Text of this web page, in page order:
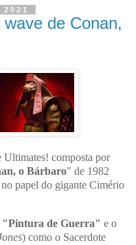
de Conan,
Ultimates! composta por
o Bárbaro" de 1982
papel do gigante Cimério
"Pintura de Guerra" e o
) como o Sacerdote